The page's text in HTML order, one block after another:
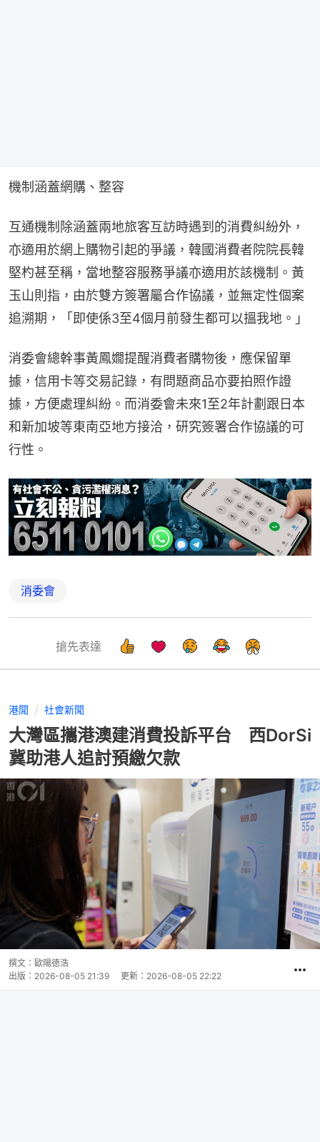
機制涵蓋網購、整容
互通機制除涵蓋兩地旅客互訪時遇到的消費糾紛外，
亦適用於網上購物引起的爭議，韓國消費者院院長韓
堅杓甚至稱，當地整容服務爭議亦適用於該機制。黃
玉山則指，由於雙方簽署屬合作協議，並無定性個案
追溯期，「即使係3至4個月前發生都可以搵我地。」
消委會總幹事黃鳳嫺提醒消費者購物後，應保留單
據，信用卡等交易記錄，有問題商品亦要拍照作證
據，方便處理糾紛。而消委會未來1至2年計劃跟日本
和新加坡等東南亞地方接洽，研究簽署合作協議的可
行性。
消委會
搶先表達
港聞 社會新聞
大灣區攜港澳建消費投訴平台 西DorSi
冀助港人追討預繳欠款
撰文： 歐陽德浩
出版： 2026-08-05 21:39 更新： 2026-08-05 22:22